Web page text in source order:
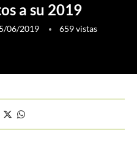
a su 2019
06/2019 659vistas